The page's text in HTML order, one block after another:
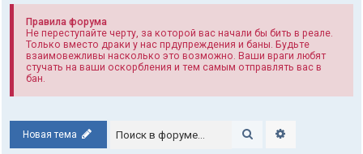
Правила форума
Не переступайте черту, за которой вас начали бы бить в реале.
Только вместо драки у нас прдупреждения и баны. Будьте
взаимовежливы насколько это возможно. Ваши враги любят
стучать на ваши оскорбления и тем самым отправлять вас в
бан.
Новая тема Поиск